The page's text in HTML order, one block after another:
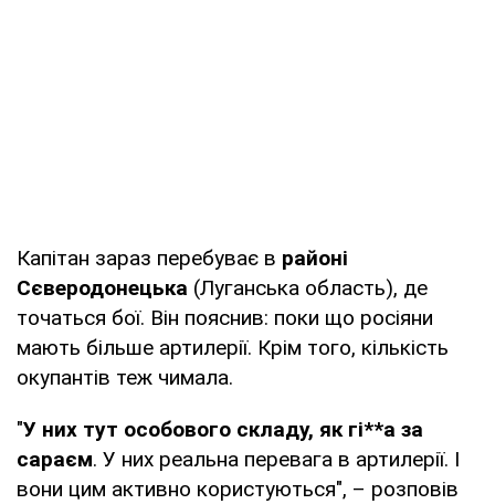
Капітан зараз перебуває в районі
Сєверодонецька (Луганська область), де
точаться бої. Він пояснив: поки що росіяни
мають більше артилерії. Крім того, кількість
окупантів теж чимала.
"У них тут особового складу, як гі**а за
сараєм. У них реальна перевага в артилерії. І
вони цим активно користуються", – розповів